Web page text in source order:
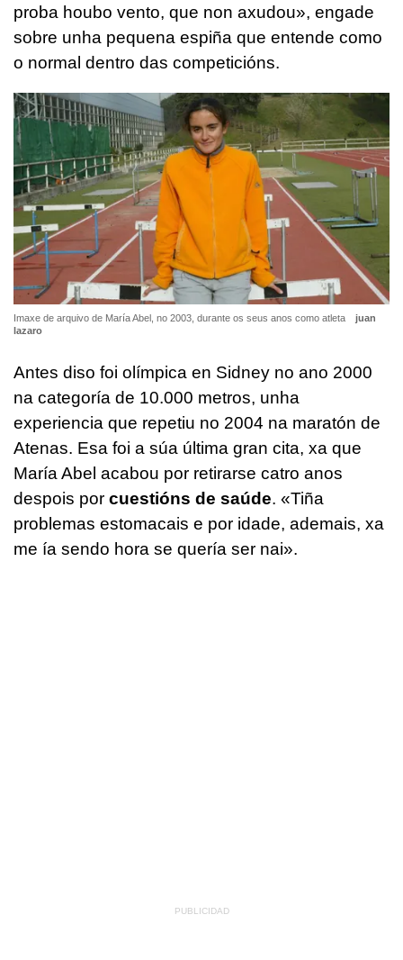
proba houbo vento, que non axudou», engade
sobre unha pequena espiña que entende como
o normal dentro das competicións.
Imaxe de arquivo de María Abel, no 2003, durante os seus anos como atleta
juan
lazaro
Antes diso foi olímpica en Sidney no ano 2000
na categoría de 10.000 metros, unha
experiencia que repetiu no 2004 na maratón de
Atenas. Esa foi a súa última gran cita, xa que
María Abel acabou por retirarse catro anos
despois por cuestións de saúde. «Tiña
problemas estomacais e por idade, ademais, xa
me ía sendo hora se quería ser nai».